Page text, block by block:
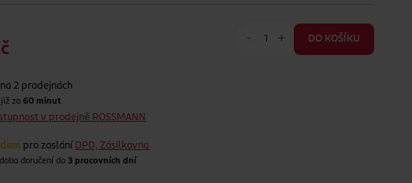
- + DO KOŠÍKU
na 2 prodejnách
již za60 minut
v prodejně ROSSMANN
pro zaslání DPD, Zásilkovna
doručení do 3 pracovních dní